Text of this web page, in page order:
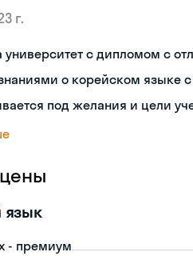
г.
университет с дипломом с
о корейском языке
под желания и цели
язык
- премиум